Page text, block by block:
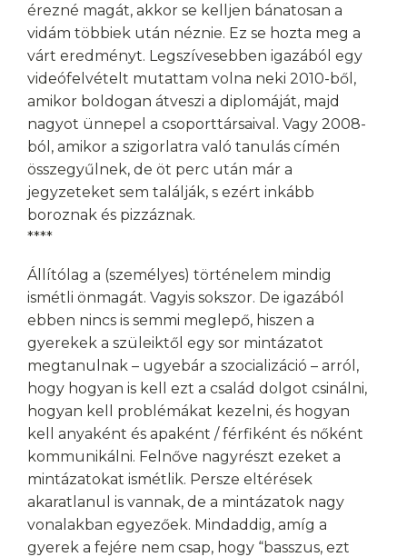
érezné magát, akkor se kelljen bánatosan a
vidám többiek után néznie. Ez se hozta meg a
várt eredményt. Legszívesebben igazából egy
videófelvételt mutattam volna neki 2010-ből,
amikor boldogan átveszi a diplomáját, majd
nagyot ünnepel a csoporttársaival. Vagy 2008-
ból, amikor a szigorlatra való tanulás címén
összegyűlnek, de öt perc után már a
jegyzeteket sem találják, s ezért inkább
boroznak és pizzáznak.
****
Állítólag a (személyes) történelem mindig
ismétli önmagát. Vagyis sokszor. De igazából
ebben nincs is semmi meglepő, hiszen a
gyerekek a szüleiktől egy sor mintázatot
megtanulnak – ugyebár a szocializáció – arról,
hogy hogyan is kell ezt a család dolgot csinálni,
hogyan kell problémákat kezelni, és hogyan
kell anyaként és apaként / férfiként és nőként
kommunikálni. Felnőve nagyrészt ezeket a
mintázatokat ismétlik. Persze eltérések
akaratlanul is vannak, de a mintázatok nagy
vonalakban egyezőek. Mindaddig, amíg a
gyerek a fejére nem csap, hogy “basszus, ezt